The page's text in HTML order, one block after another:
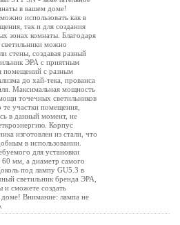
в вашем доме!
использовать как в
так и для создания
зонах комнаты. Благодаря
можно
стены, создавая разный
ЭРА с приятным
помещений с разным
до хай-тека, прованса
Максимальная мощность
точечных светильников
участки помещения,
в данный момент, не
Корпус
изготовлен из стали, что
в использовании.
для установки
60 мм, а диаметр самого
под лампу GU5.3 в
светильник бренда ЭРА,
и сможете создать
Внимание: лампа не